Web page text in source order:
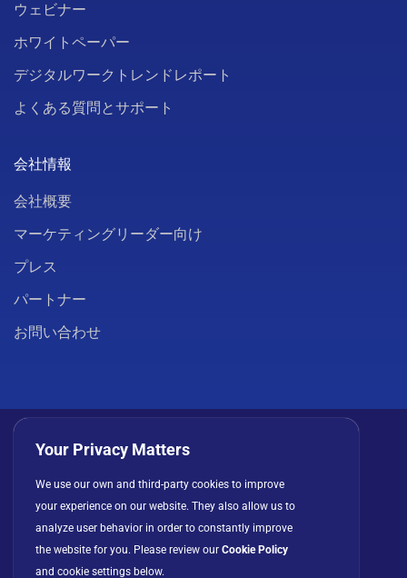
ウェビナー
ホワイトペーパー
デジタルワークトレンドレポート
よくある質問とサポート
会社情報
会社概要
マーケティングリーダー向け
プレス
パートナー
お問い合わせ
ライセンス契約
Your Privacy Matters
We use our own and third-party cookies to improve
your experience on our website. They also allow us to
analyze user behavior in order to constantly improve
the website for you. Please review our Cookie Policy
and cookie settings below.